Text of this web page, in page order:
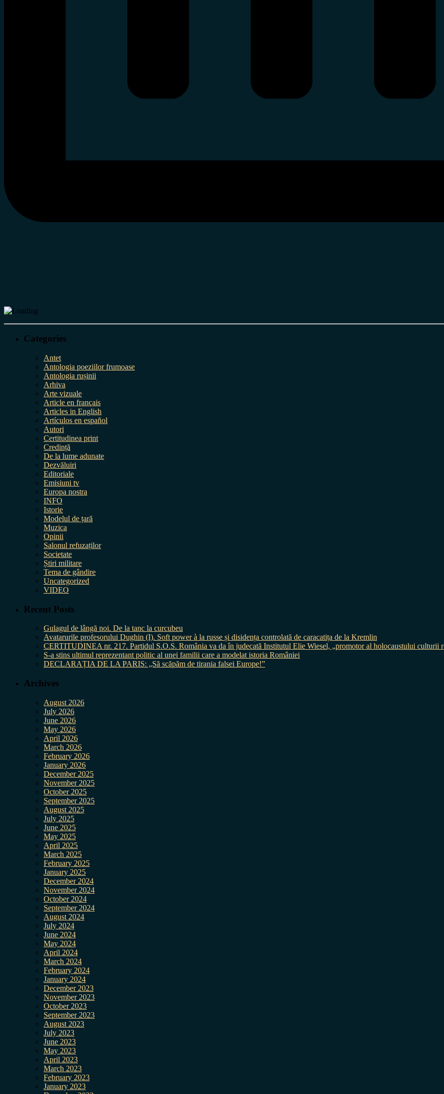
Categories
Antet
Antologia poeziilor frumoase
Antologia rușinii
Arhiva
Arte vizuale
Article en français
Articles in English
Artículos en español
Autori
Certitudinea print
Credință
De la lume adunate
Dezvăluiri
Editoriale
Emisiuni tv
Europa nostra
INFO
Istorie
Modelul de țară
Muzica
Opinii
Salonul refuzaților
Societate
Știri militare
Tema de gândire
Uncategorized
VIDEO
Recent Posts
Gulagul de lângă noi. De la tanc la curcubeu
Avatarurile profesorului Dughin (I). Soft power à la russe și disidența controlată de caracatița de la Kremlin
CERTITUDINEA nr. 217. Partidul S.O.S. România va da în judecată Institutul Elie Wiesel, „promotor al holocaustului culturii
S-a stins ultimul reprezentant politic al unei familii care a modelat istoria României
DECLARAȚIA DE LA PARIS: „Să scăpăm de tirania falsei Europe!”
Archives
August 2026
July 2026
June 2026
May 2026
April 2026
March 2026
February 2026
January 2026
December 2025
November 2025
October 2025
September 2025
August 2025
July 2025
June 2025
May 2025
April 2025
March 2025
February 2025
January 2025
December 2024
November 2024
October 2024
September 2024
August 2024
July 2024
June 2024
May 2024
April 2024
March 2024
February 2024
January 2024
December 2023
November 2023
October 2023
September 2023
August 2023
July 2023
June 2023
May 2023
April 2023
March 2023
February 2023
January 2023